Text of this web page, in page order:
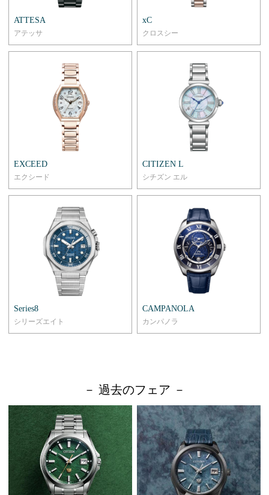
ATTESA
アテッサ
xC
クロスシー
EXCEED
エクシード
CITIZEN L
シチズン エル
Series8
シリーズエイト
CAMPANOLA
カンパノラ
－ 過去のフェア －